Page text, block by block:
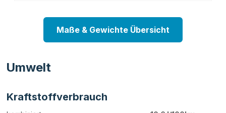
Maße & Gewichte Übersicht
Umwelt
Kraftstoffverbrauch